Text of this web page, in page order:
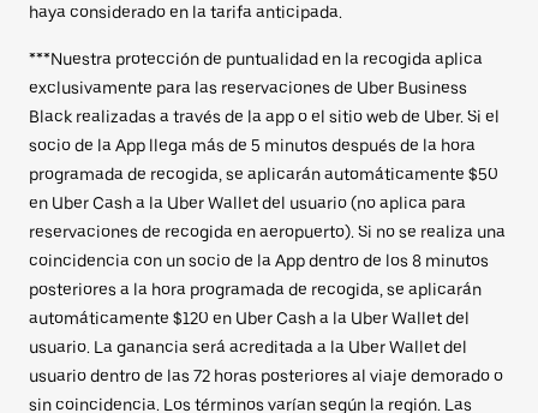
haya considerado en la tarifa anticipada.
***Nuestra protección de puntualidad en la recogida aplica
exclusivamente para las reservaciones de Uber Business
Black realizadas a través de la app o el sitio web de Uber. Si el
socio de la App llega más de 5 minutos después de la hora
programada de recogida, se aplicarán automáticamente $50
en Uber Cash a la Uber Wallet del usuario (no aplica para
reservaciones de recogida en aeropuerto). Si no se realiza una
coincidencia con un socio de la App dentro de los 8 minutos
posteriores a la hora programada de recogida, se aplicarán
automáticamente $120 en Uber Cash a la Uber Wallet del
usuario. La ganancia será acreditada a la Uber Wallet del
usuario dentro de las 72 horas posteriores al viaje demorado o
sin coincidencia. Los términos varían según la región. Las